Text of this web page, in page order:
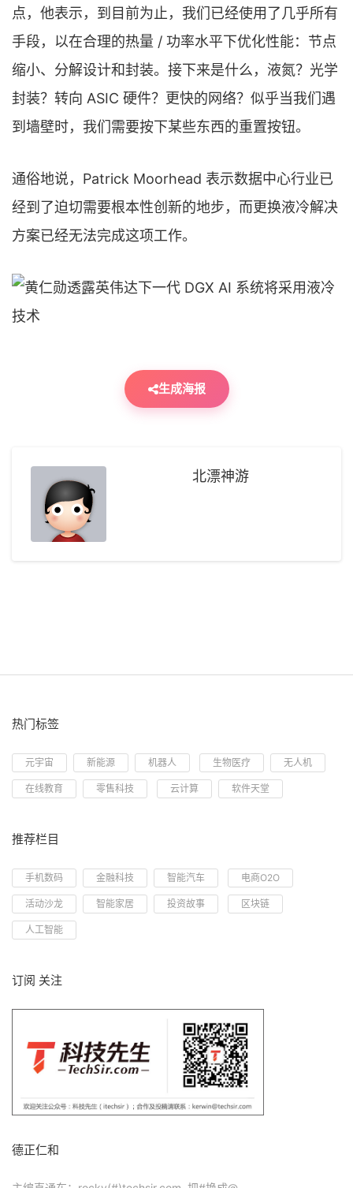
点，他表示，到目前为止，我们已经使用了几乎所有
手段，以在合理的热量 / 功率水平下优化性能：节点
缩小、分解设计和封装。接下来是什么，液氮？光学
封装？转向 ASIC 硬件？更快的网络？似乎当我们遇
到墙壁时，我们需要按下某些东西的重置按钮。
通俗地说，Patrick Moorhead 表示数据中心行业已
经到了迫切需要根本性创新的地步，而更换液冷解决
方案已经无法完成这项工作。
生成海报
北漂神游
热门标签
元宇宙 新能源 机器人 生物医疗 无人机
在线教育 零售科技 云计算 软件天堂
推荐栏目
手机数码 金融科技 智能汽车 电商O2O
活动沙龙 智能家居 投资故事 区块链
人工智能
订阅 关注
德正仁和